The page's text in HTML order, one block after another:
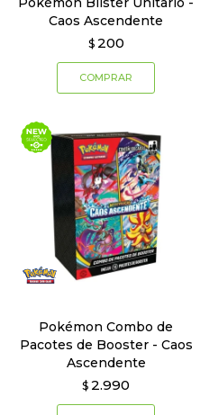
Caos Ascendente
$ 200
Pokémon Combo de
Pacotes de Booster - Caos
Ascendente
$ 2.990